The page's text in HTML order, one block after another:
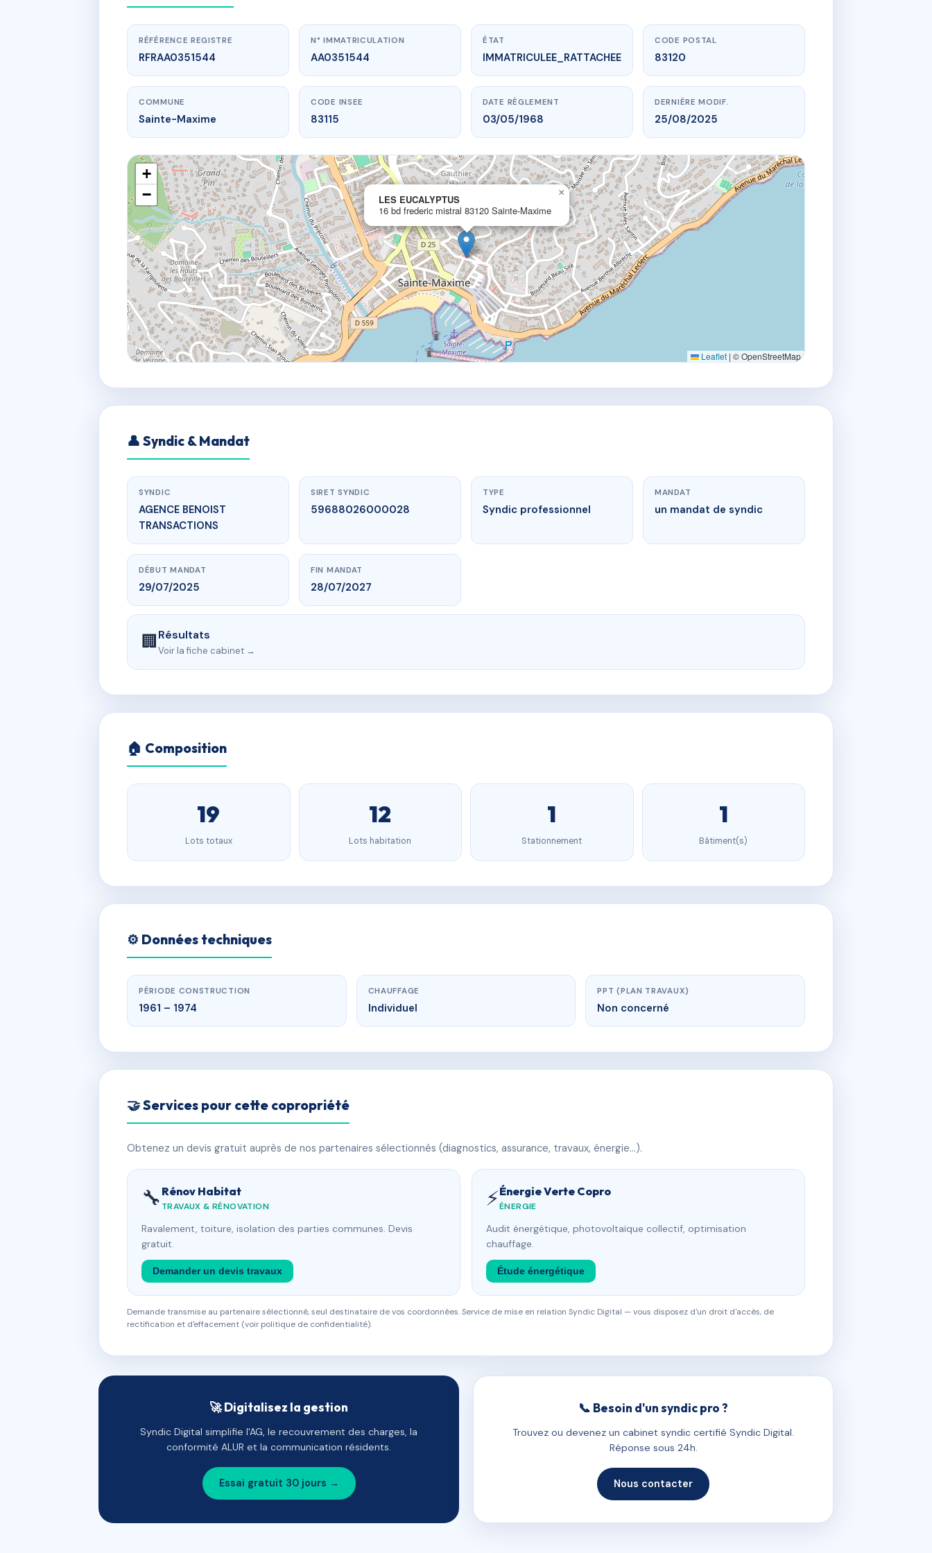
www.vme.plus/AA0351544
LES EUCALYPTUS
16 bd frederic mistral83120 Sainte-Maxime
RÉFÉRENCE REGISTRE
RFRAA0351544
N° IMMATRICULATION
AA0351544
ÉTAT
IMMATRICULEE_RATTACHEE
CODE POSTAL
83120
COMMUNE
Sainte-Maxime
CODE INSEE
83115
DATE RÈGLEMENT
03/05/1968
DERNIÈRE MODIF.
25/08/2025
LES EUCALYPTUS
16 bd frederic mistral 83120 Sainte-Maxime
×
+
−
Leaflet | © OpenStreetMap
👤 Syndic & Mandat
SYNDIC
AGENCE BENOIST
TRANSACTIONS
SIRET SYNDIC
59688026000028
TYPE
Syndic professionnel
MANDAT
un mandat de syndic
DÉBUT MANDAT
29/07/2025
FIN MANDAT
28/07/2027
🏢Résultats
Voir la fiche cabinet →
🏠 Composition
19
Lots totaux
12
Lots habitation
1
Stationnement
1
Bâtiment(s)
⚙️ Données techniques
PÉRIODE CONSTRUCTION
1961 – 1974
CHAUFFAGE
Individuel
PPT (PLAN TRAVAUX)
Non concerné
🤝 Services pour cette copropriété
Obtenez un devis gratuit auprès de nos partenaires sélectionnés (diagnostics, assurance, travaux, énergie…).
🔧 Rénov Habitat
TRAVAUX & RÉNOVATION
Ravalement, toiture, isolation des parties communes. Devis
gratuit.
Demander un devis travaux
⚡Énergie Verte Copro
ÉNERGIE
Audit énergétique, photovoltaïque collectif, optimisation
chauffage.
Étude énergétique
Demande transmise au partenaire sélectionné, seul destinataire de vos coordonnées. Service de mise en relation Syndic Digital — vous disposez d'un droit d'accès, de
rectification et d'effacement (voir politique de confidentialité).
🚀 Digitalisez la gestion
Syndic Digital simplifie l'AG, le recouvrement des charges, la
conformité ALUR et la communication résidents.
Essai gratuit 30 jours →
📞 Besoin d'un syndic pro ?
Trouvez ou devenez un cabinet syndic certifié Syndic Digital.
Réponse sous 24h.
Nous contacter